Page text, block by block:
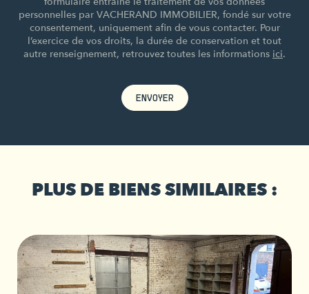
personnelles par VACHERAND IMMOBILIER, fondé sur votre
consentement, uniquement afin de vous contacter. Pour
l’exercice de vos droits, la durée de conservation et tout
autre renseignement, retrouvez toutes les informations ici.
ENVOYER
PLUS DE BIENS SIMILAIRES :